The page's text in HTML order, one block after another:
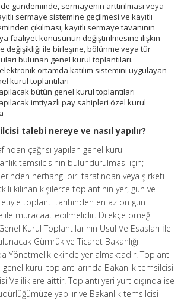
gündeminde, sermayenin arttırılması veya
sermaye sistemine geçilmesi ve kayıtlı
çıkılması, kayıtlı sermaye tavanının
faaliyet konusunun değiştirilmesine ilişkin
değişikliği ile birleşme, bölünme veya tür
bulunan genel kurul toplantıları.
ortamda katılım sistemini uygulayan
kurul toplantıları
bütün genel kurul toplantıları
imtiyazlı pay sahipleri özel kurul
talebi nereye ve nasıl yapılır?
çağrısı yapılan genel kurul
temsilcisinin bulundurulması için;
herhangi biri tarafından veya şirketi
kılınan kişilerce toplantının yer, gün ve
toplantı tarihinden en az on gün
ile müracaat edilmelidir. Dilekçe örneği
Kurul Toplantılarının Usul Ve Esasları İle
Gümrük ve Ticaret Bakanlığı
Yönetmelik ekinde yer almaktadır. Toplantı
kurul toplantılarında Bakanlık temsilcisi
Valiliklere aittir. Toplantı yeri yurt dışında ise
yapılır ve Bakanlık temsilcisi